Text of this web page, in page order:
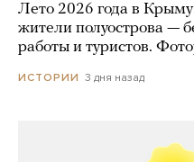
Лето 2026 года в
жители полуострова —
работы и туристов.
ИСТОРИИ 3 дня назад